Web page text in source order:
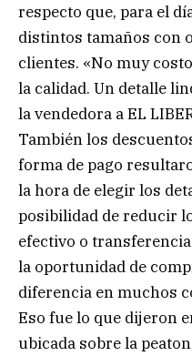
respecto que, para el
distintos tamaños con
clientes. «No muy
la calidad. Un detalle
la vendedora a EL
También los
forma de pago
la hora de elegir los
posibilidad de reducir
efectivo o
la oportunidad de
diferencia en muchos
Eso fue lo que dijeron
ubicada sobre la